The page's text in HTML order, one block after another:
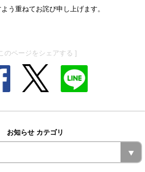
う重ねてお詫び申し上げます。
のページをシェアする ]
お知らせ カテゴリ